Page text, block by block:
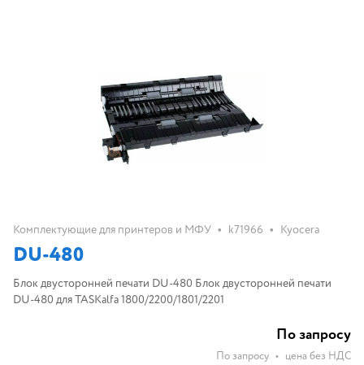
Комплектующие для принтеров и МФУ • k71966 • Kyocera
DU-480
Блок двусторонней печати DU-480 Блок двусторонней печати
DU-480 для TASKalfa 1800/2200/1801/2201
По запросу
По запросу • цена без НДС